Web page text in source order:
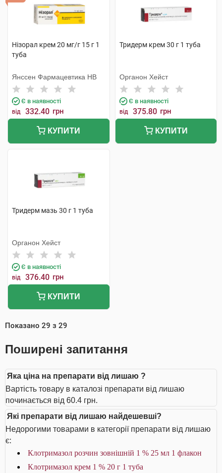
Нізорал крем 20 мг/г 15 г 1
туба
Янссен Фармацевтика НВ
Є в наявності
від 332.40 грн
КУПИТИ
Тридерм крем 30 г 1 туба
Органон Хейст
Є в наявності
від 375.80 грн
КУПИТИ
Тридерм мазь 30 г 1 туба
Органон Хейст
Є в наявності
від 376.40 грн
КУПИТИ
Показано 29 з 29
Поширені запитання
Яка ціна на препарати від лишаю ?
Вартість товару в каталозі препарати від лишаю
починається від 60.4 грн.
Які препарати від лишаю найдешевші?
Недорогими товарами в категорії препарати від лишаю
є:
Клотримазол розчин зовнішній 1 % 25 мл 1 флакон
Клотримазол крем 1 % 20 г 1 туба